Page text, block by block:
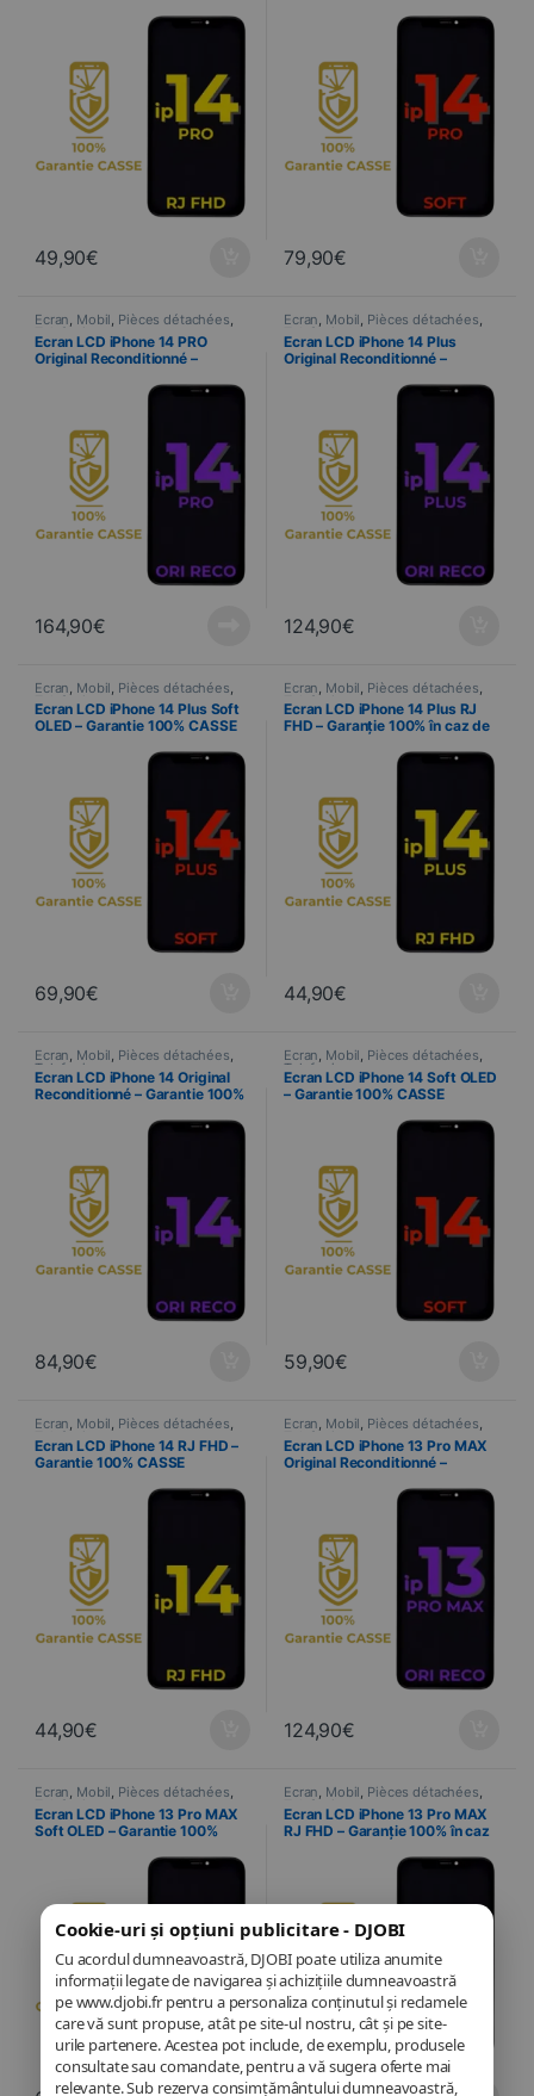
Cookie-uri și opțiuni publicitare - DJOBI
Cu acordul dumneavoastră, DJOBI poate utiliza anumite
informații legate de navigarea și achizițiile dumneavoastră
pe www.djobi.fr pentru a personaliza conținutul și reclamele
care vă sunt propuse, atât pe site-ul nostru, cât și pe site-
urile partenere. Acestea pot include, de exemplu, produsele
consultate sau comandate, pentru a vă sugera oferte mai
relevante. Sub rezerva consimțământului dumneavoastră,
49,90€ 79,90€
Ecran, Mobil, Pièces détachées,
Telefonie
Ecran LCD iPhone 14 PRO
Original Reconditionné –
164,90€
Ecran, Mobil, Pièces détachées,
Telefonie
Ecran LCD iPhone 14 Plus
Original Reconditionné –
124,90€
Ecran Mobil Pièces détachées
Telefonie
Ecran LCD iPhone 14 Plus Soft
OLED – Garantie 100% CASSE
69,90€
Ecran Mobil Pièces détachées
Telefonie
Ecran LCD iPhone 14 Plus RJ
FHD – Garanție 100% în caz de
44,90€
Ecran, Mobil, Pièces détachées,
Telefonie
Ecran LCD iPhone 14 Original
Reconditionné – Garantie 100%
84,90€
Ecran, Mobil, Pièces détachées,
Telefonie
Ecran LCD iPhone 14 Soft OLED
– Garantie 100% CASSE
59,90€
Ecran, Mobil, Pièces détachées,
Telefonie
Ecran LCD iPhone 14 RJ FHD –
Garantie 100% CASSE
44,90€
Ecran, Mobil, Pièces détachées,
Telefonie
Ecran LCD iPhone 13 Pro MAX
Original Reconditionné –
124,90€
Ecran, Mobil, Pièces détachées,
Telefonie
Ecran LCD iPhone 13 Pro MAX
Soft OLED – Garantie 100%
Ecran, Mobil, Pièces détachées,
Telefonie
Ecran LCD iPhone 13 Pro MAX
RJ FHD – Garanție 100% în caz